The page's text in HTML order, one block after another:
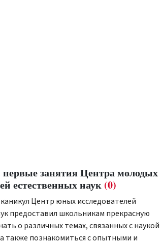
занятия Центра молодых
естественных наук (0)
Центр юных исследователей
предоставил школьникам прекрасную
о различных темах, связанных с наукой
также познакомиться с опытными и